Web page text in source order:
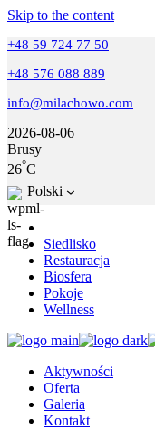
Skip to the content
+48 59 724 77 50
+48 576 088 889
info@milachowo.com
2026-08-06
Brusy
26°C
Polski
Siedlisko
Restauracja
Biosfera
Pokoje
Wellness
Aktywności
Oferta
Galeria
Kontakt